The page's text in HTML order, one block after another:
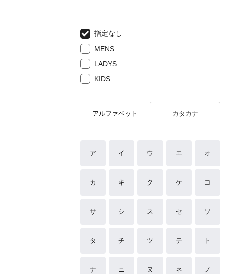
指定なし
MENS
LADYS
KIDS
アルファベット カタカナ
ア イ ウ エ オ
カ キ ク ケ コ
サ シ ス セ ソ
タ チ ツ テ ト
ナ ニ ヌ ネ ノ